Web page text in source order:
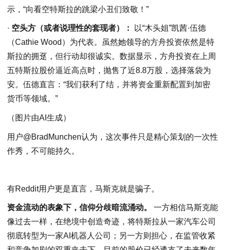
示，“向看空特斯拉的跳梁小丑们致敬！”
· 空头方（或者说理性的套现者）：
以“木头姐”凯茜·伍德
（Cathie Wood）为代表。虽然她领导的方舟投资依然是特
斯拉的拥趸，但行动却很诚实。数据显示，方舟投资在上周
五特斯拉股价逼近高点时，抛售了近8.8万股，选择落袋为
安。伍德直言：“我们获利了结，并将资金重新配置到加密
货币等领域。”
（图片由AI生成）
用户@BradMunchen认为，这次事件只是精心策划的一次性
作秀，不可能持久。
有Reddit用户更是直言，马斯克就是骗子。
资金流动的表象下，信仰分歧暗流涌动。
一方相信马斯克能
像过去一样，在绝境中创造奇迹，将特斯拉从一家汽车公司
彻底转型为一家AI机器人公司；另一方则担心，在监管收紧